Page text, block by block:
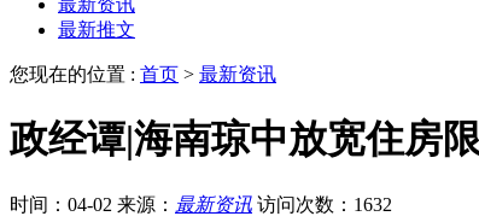
最新推文
您现在的位置 : 首页 > 最新资讯
政经谭|海南琼中放宽住房
时间：04-02 来源： 最新资讯 访问次数：1632